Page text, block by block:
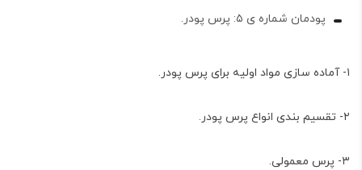
پودمان شماره ی ۵: پرس پودر.
۱- آماده سازی مواد اولیه برای پرس پودر.
۲- تقسیم بندی انواع پرس پودر.
۳- پرس معمولی.